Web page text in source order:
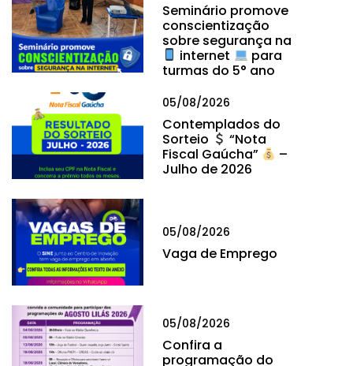
Seminário promove
conscientização
sobre segurança na
internet
para
turmas do 5° ano
05/08/2026
Contemplados do
Sorteio
“Nota
Fiscal Gaúcha”
–
Julho de 2026
05/08/2026
Vaga de Emprego
05/08/2026
Confira a
programação do